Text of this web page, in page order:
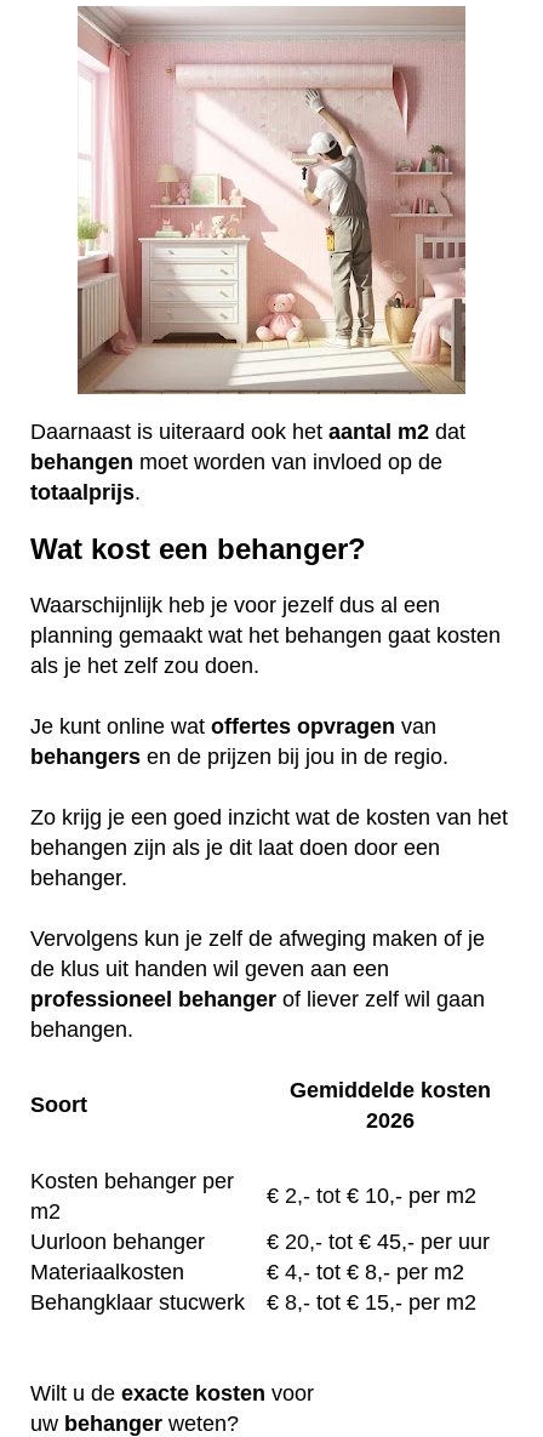
Daarnaast is uiteraard ook het aantal m2 dat
behangen moet worden van invloed op de
totaalprijs.
Wat kost een behanger?
Waarschijnlijk heb je voor jezelf dus al een
planning gemaakt wat het behangen gaat kosten
als je het zelf zou doen.
Je kunt online wat offertes opvragen van
behangers en de prijzen bij jou in de regio.
Zo krijg je een goed inzicht wat de kosten van het
behangen zijn als je dit laat doen door een
behanger.
Vervolgens kun je zelf de afweging maken of je
de klus uit handen wil geven aan een
professioneel behanger of liever zelf wil gaan
behangen.
Soort
Gemiddelde kosten
2026
Kosten behanger per
m2
€ 2,- tot € 10,- per m2
Uurloon behanger
€ 20,- tot € 45,- per uur
Materiaalkosten
€ 4,- tot € 8,- per m2
Behangklaar stucwerk
€ 8,- tot € 15,- per m2
Wilt u de exacte kosten voor
uw behanger weten?